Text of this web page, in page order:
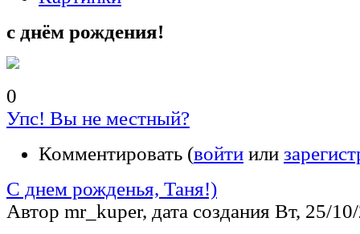
с днём рождения!
0
Упс! Вы не местный?
Комментировать (войти или
С днем рожденья, Таня!)
Автор mr_kuper, дата создания Вт, 25/